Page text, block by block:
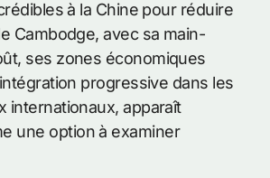
à la Chine pour réduire
Cambodge, avec sa main-
ses zones économiques
progressive dans les
internationaux, apparaît
une option à examiner